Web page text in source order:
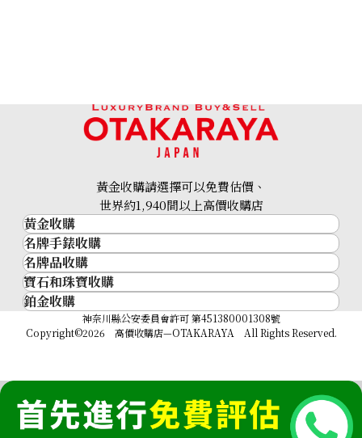
黃金收購請選擇可以免費估價、
世界約1,940間以上高價收購店
黃金收購
黃金･金條
金條
金幣及銀幣
過去十年黃金價格
金飾
名牌手錶收購
名牌手錶收購
勞力士 (Rolex)
Patek Philippe
Audemars Piguet
名牌品收購
名牌品收購
HERMES
LOUIS VUITTON
CHANEL
CELINE
FENDI
Christian Dior
寶石和珠寶收購
寶石和珠寶
祖母綠
紅寶石
鉑金收購
神奈川縣公安委員會許可 第451380001308號
Copyright©2026 高價收購店—OTAKARAYA All Rights Reserved.